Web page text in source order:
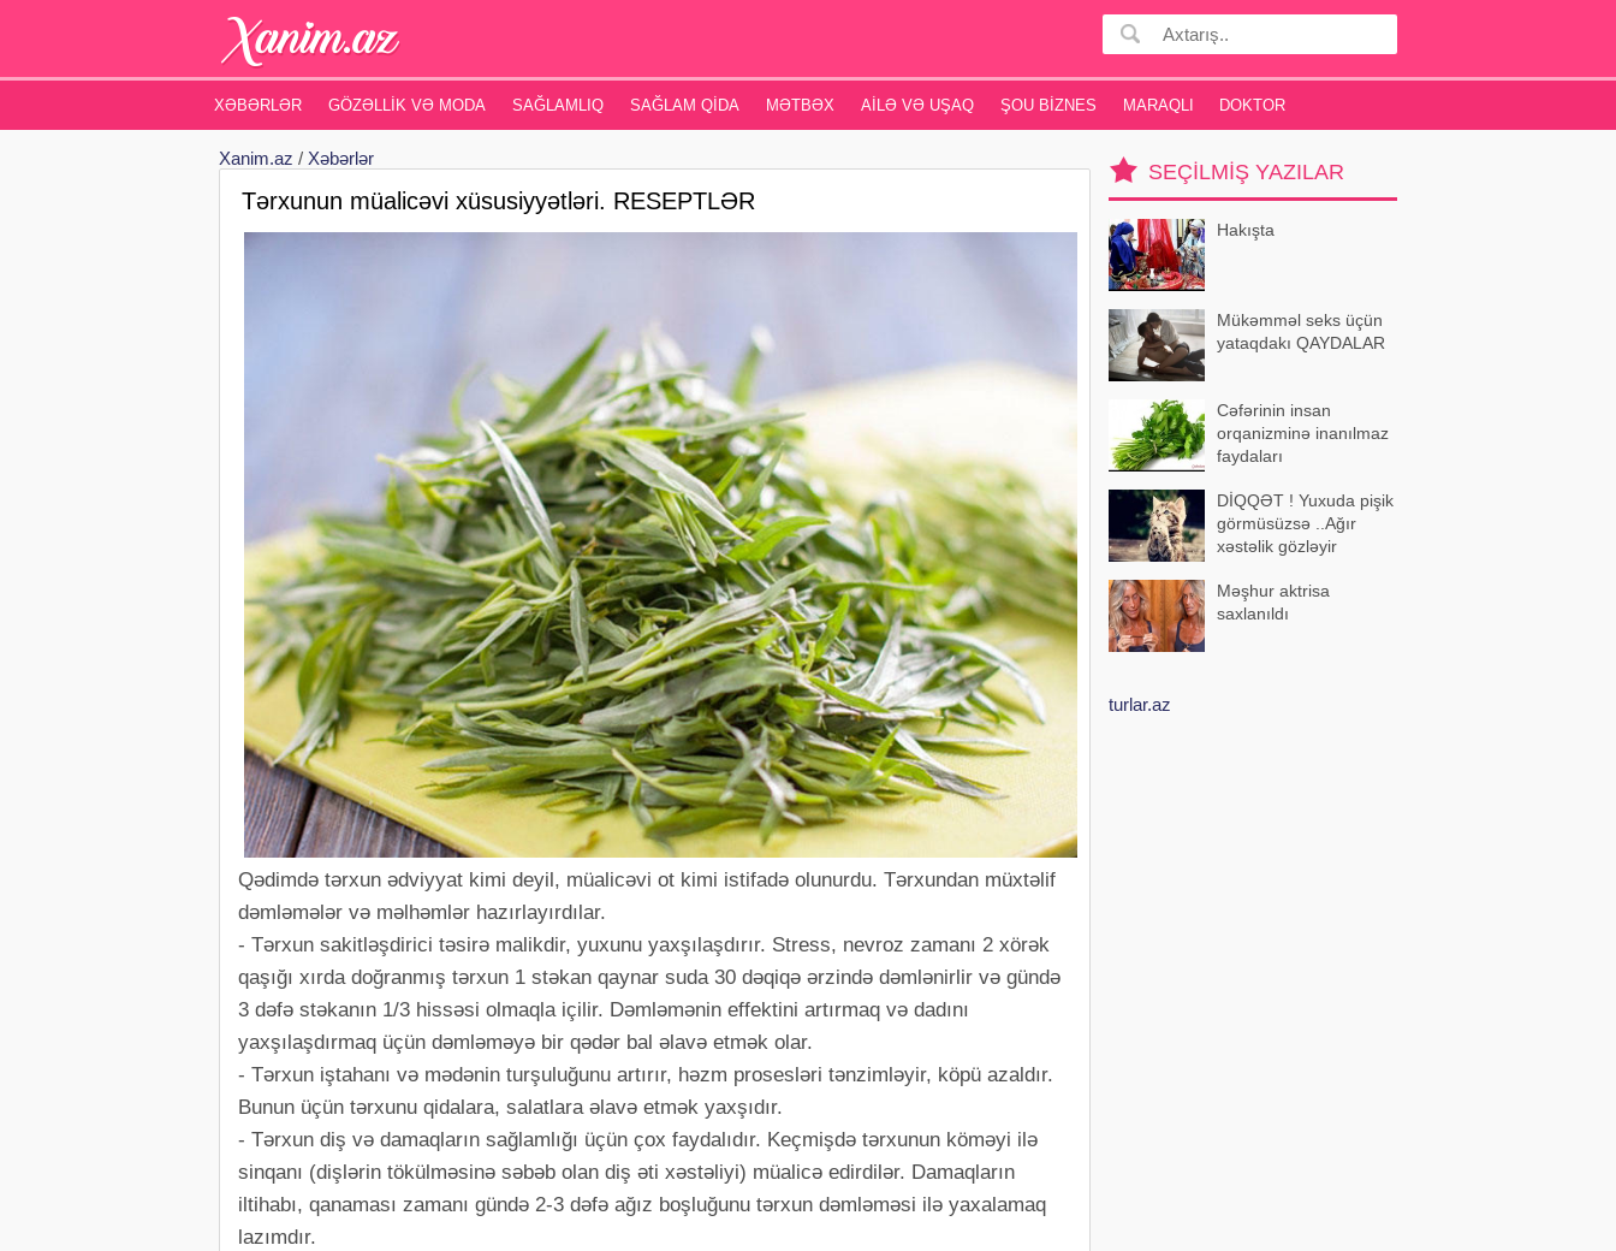
XƏBƏRLƏR GÖZƏLLIK VƏ MODA SAĞLAMLIQ SAĞLAM QIDA MƏTBƏX AILƏ VƏ UŞAQ ŞOU BIZNES MARAQLI DOKTOR
Xanim.az / Xəbərlər
Tərxunun müalicəvi xüsusiyyətləri. RESEPTLƏR
Qədimdə tərxun ədviyyat kimi deyil, müalicəvi ot kimi istifadə olunurdu. Tərxundan müxtəlif
dəmləmələr və məlhəmlər hazırlayırdılar.
- Tərxun sakitləşdirici təsirə malikdir, yuxunu yaxşılaşdırır. Stress, nevroz zamanı 2 xörək
qaşığı xırda doğranmış tərxun 1 stəkan qaynar suda 30 dəqiqə ərzində dəmlənirlir və gündə
3 dəfə stəkanın 1/3 hissəsi olmaqla içilir. Dəmləmənin effektini artırmaq və dadını
yaxşılaşdırmaq üçün dəmləməyə bir qədər bal əlavə etmək olar.
- Tərxun iştahanı və mədənin turşuluğunu artırır, həzm prosesləri tənzimləyir, köpü azaldır.
Bunun üçün tərxunu qidalara, salatlara əlavə etmək yaxşıdır.
- Tərxun diş və damaqların sağlamlığı üçün çox faydalıdır. Keçmişdə tərxunun köməyi ilə
sinqanı (dişlərin tökülməsinə səbəb olan diş əti xəstəliyi) müalicə edirdilər. Damaqların
iltihabı, qanaması zamanı gündə 2-3 dəfə ağız boşluğunu tərxun dəmləməsi ilə yaxalamaq
lazımdır.
SEÇILMIŞ YAZILAR
Hakışta
Mükəmməl seks üçün
yataqdakı QAYDALAR
Cəfərinin insan
orqanizminə inanılmaz
faydaları
DİQQƏT ! Yuxuda pişik
görmüsüzsə ..Ağır
xəstəlik gözləyir
Məşhur aktrisa
saxlanıldı
turlar.az